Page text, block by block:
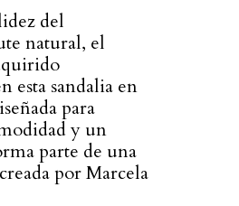
del
natural, el
esta sandalia en
para
y un
parte de una
por Marcela